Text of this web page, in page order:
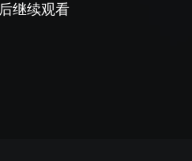
后继续观看